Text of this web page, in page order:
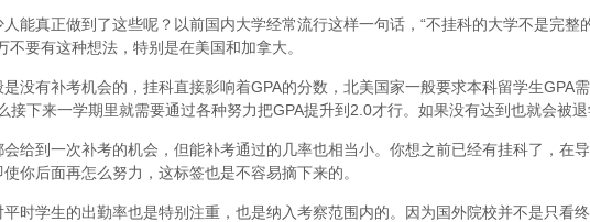
能真正做到了这些呢？以前国内大学经常流行这样一句话，“不挂科的大学不是完整
要有这种想法，特别是在美国和加拿大。
没有补考机会的，挂科直接影响着GPA的分数，北美国家一般要求本科留学生GPA
接下来一学期里就需要通过各种努力把GPA提升到2.0才行。如果没有达到也就会被退
给到一次补考的机会，但能补考通过的几率也相当小。你想之前已经有挂科了，在
你后面再怎么努力，这标签也是不容易摘下来的。
时学生的出勤率也是特别注重，也是纳入考察范围内的。因为国外院校并不是只看